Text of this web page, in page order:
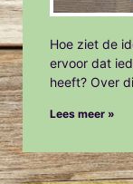
Hoe ziet de
ervoor dat
heeft? Over
Lees meer »